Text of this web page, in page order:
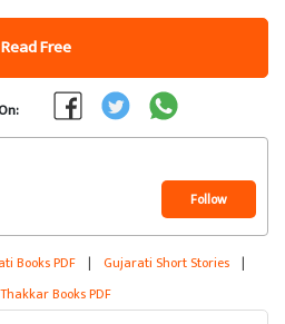
Read Free
Follow
Books PDF | Gujarati Short Stories |
Books PDF